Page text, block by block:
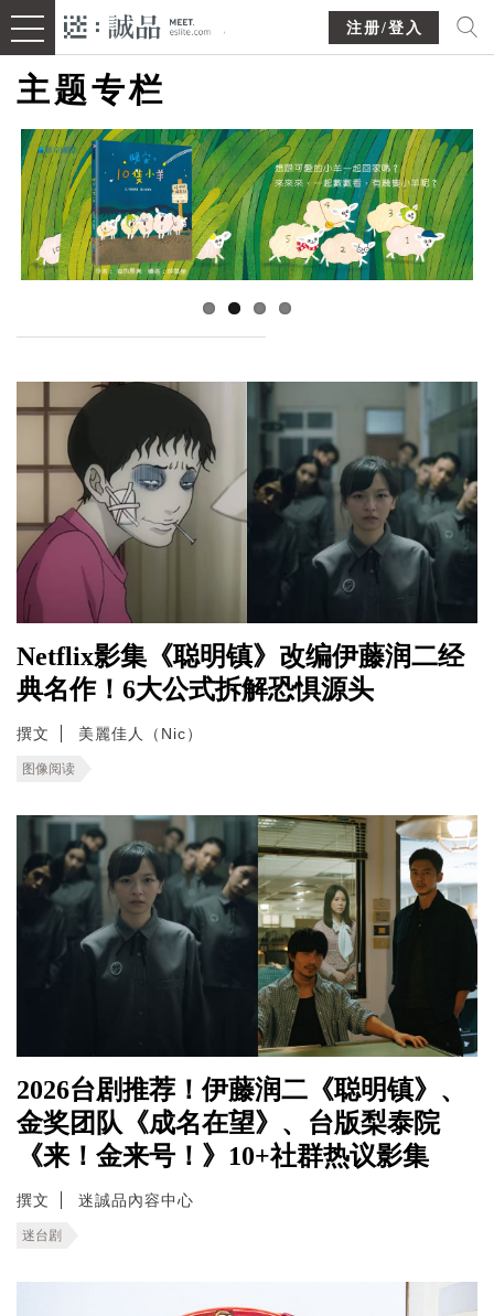
注册/登入
主题专栏
Netflix影集《聪明镇》改编伊藤润二经
典名作！6大公式拆解恐惧源头
撰文 美麗佳人（Nic）
图像阅读
2026台剧推荐！伊藤润二《聪明镇》、
金奖团队《成名在望》、台版梨泰院
《来！金来号！》10+社群热议影集
撰文 迷誠品內容中心
迷台剧